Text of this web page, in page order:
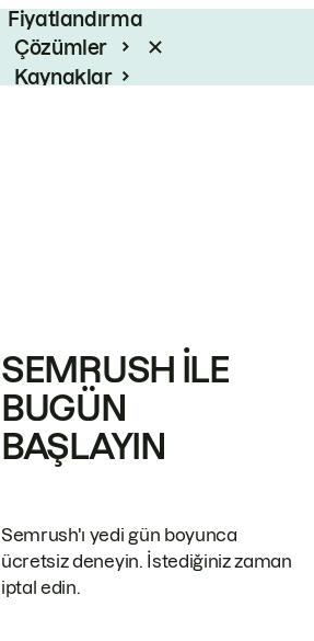
Fiyatlandırma
Çözümler
Kaynaklar
SEMRUSH ILE
BUGÜN
BAŞLAYIN
Semrush'ı yedi gün boyunca
ücretsiz deneyin. İstediğiniz zaman
iptal edin.